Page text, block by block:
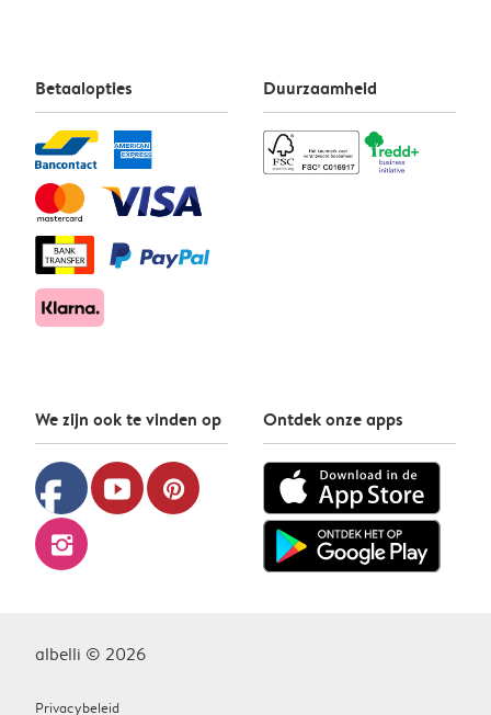
Betaalopties Duurzaamheid
We zijn ook te vinden op
facebook youtube pinterest
instagram
Ontdek onze apps
albelli © 2026
Privacybeleid